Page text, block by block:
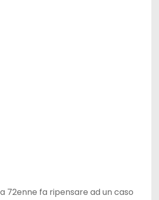
72enne fa ripensare ad un caso